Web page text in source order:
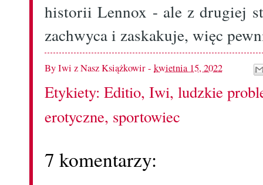
historii Lennox - ale z drugiej
zachwyca i zaskakuje, więc
ByIwi z Nasz Książkowir- kwietnia 15, 2022
Etykiety: Editio, Iwi, ludzkie
erotyczne, sportowiec
7 komentarzy: